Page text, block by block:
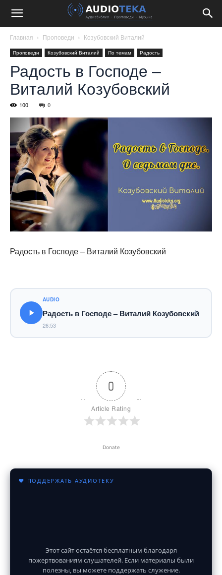
Главная Проповеди Козубовский Виталий
Проповеди Козубовский Виталий По темам Радость
Радость в Господе –
Виталий Козубовский
100 0
Радость в Господе – Виталий Козубовский
AUDIO
Радость в Господе – Виталий Козубовский
26:53
0
Article Rating
Donate
♥ ПОДДЕРЖАТЬ АУДИОТЕКУ
Этот сайт остаётся бесплатным благодаря
пожертвованиям слушателей. Если материалы были
полезны, вы можете поддержать служение.